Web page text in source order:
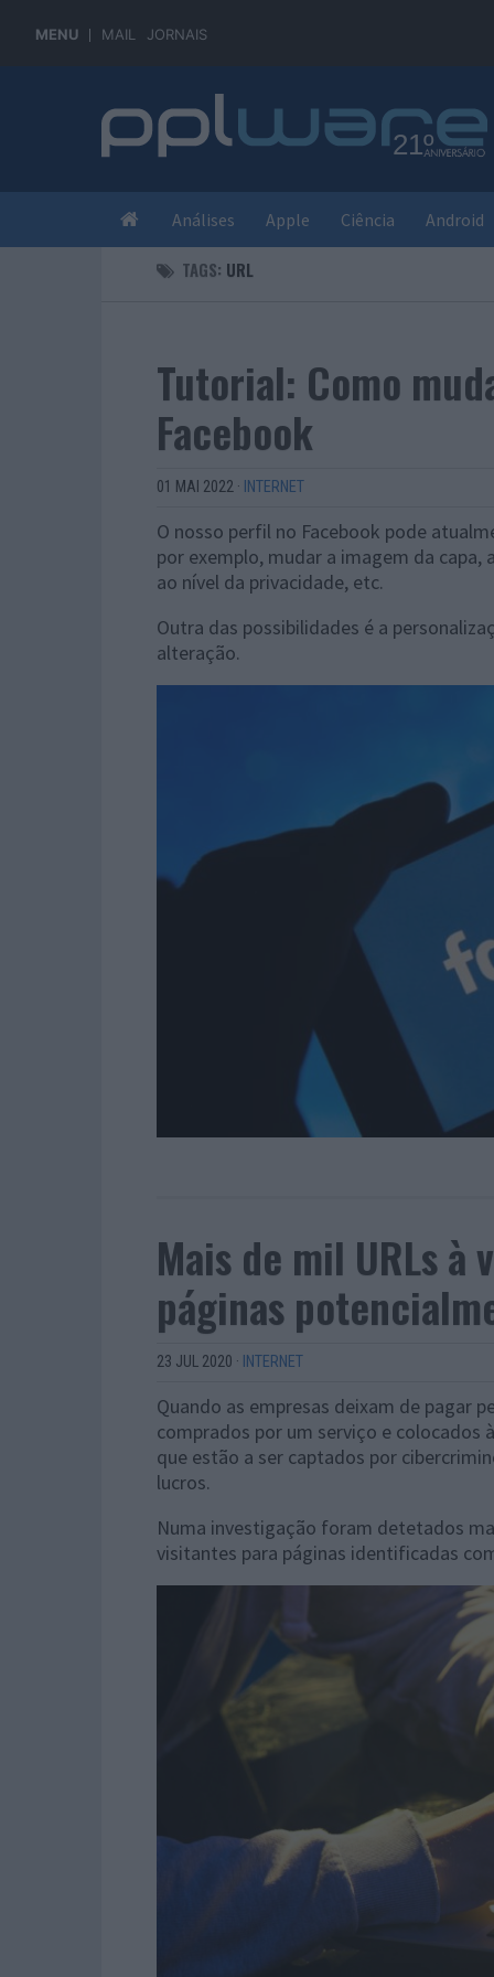
MENU MAIL JORNAIS
Análises Apple Ciência Android
TAGS: URL
Tutorial: Como
Facebook
01 MAI 2022 · INTERNET
O nosso perfil no Facebook pode
por exemplo, mudar a imagem da
ao nível da privacidade, etc.
Outra das possibilidades é a
alteração.
Mais de mil URLs
páginas
23 JUL 2020 · INTERNET
Quando as empresas deixam de pagar
comprados por um serviço e colocados
que estão a ser captados por
lucros.
Numa investigação foram detetados
visitantes para páginas identificadas